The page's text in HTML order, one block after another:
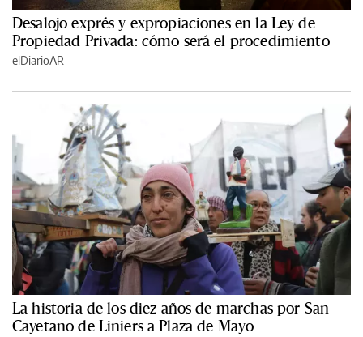
Desalojo exprés y expropiaciones en la Ley de
Propiedad Privada: cómo será el procedimiento
elDiarioAR
La historia de los diez años de marchas por San
Cayetano de Liniers a Plaza de Mayo